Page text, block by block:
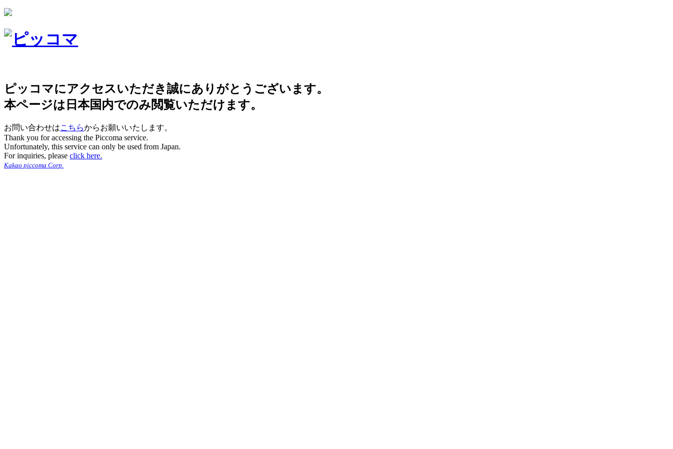
ピッコマにアクセスいただき誠にありがとうございます。
本ページは日本国内でのみ閲覧いただけます。
お問い合わせはこちらからお願いいたします。
Thank you for accessing the Piccoma service.
Unfortunately, this service can only be used from Japan.
For inquiries, please click here.
Kakao piccoma Corp.